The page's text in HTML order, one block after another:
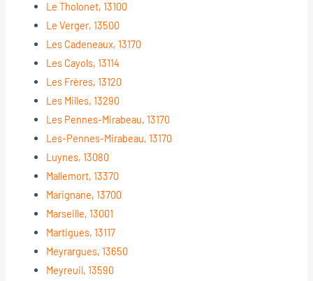
Le Tholonet, 13100
Le Verger, 13500
Les Cadeneaux, 13170
Les Cayols, 13114
Les Frères, 13120
Les Milles, 13290
Les Pennes-Mirabeau, 13170
Les-Pennes-Mirabeau, 13170
Luynes, 13080
Mallemort, 13370
Marignane, 13700
Marseille, 13001
Martigues, 13117
Meyrargues, 13650
Meyreuil, 13590